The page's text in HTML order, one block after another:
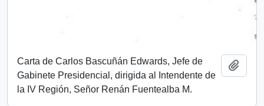
Carta de Carlos Bascuñán Edwards, Jefe de
Gabinete Presidencial, dirigida al Intendente de
la IV Región, Señor Renán Fuentealba M.